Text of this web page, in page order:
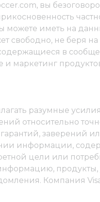
вы
иметь на
свободно, не беря
в
и маркетинг
разумные
относительно
заверений
информации,
цели или
Компания